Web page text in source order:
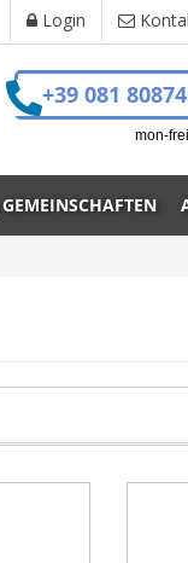
Login
+39 081
mon-